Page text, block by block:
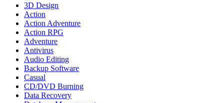
3D Design
Action
Action Adventure
Action RPG
Adventure
Antivirus
Audio Editing
Backup Software
Casual
CD/DVD Burning
Data Recovery